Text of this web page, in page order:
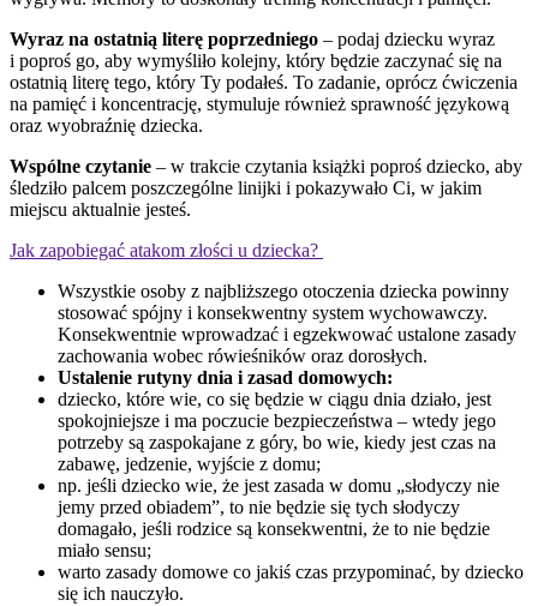
Wyraz na ostatnią literę poprzedniego – podaj dziecku wyraz
i poproś go, aby wymyśliło kolejny, który będzie zaczynać się na
ostatnią literę tego, który Ty podałeś. To zadanie, oprócz ćwiczenia
na pamięć i koncentrację, stymuluje również sprawność językową
oraz wyobraźnię dziecka.
Wspólne czytanie – w trakcie czytania książki poproś dziecko, aby
śledziło palcem poszczególne linijki i pokazywało Ci, w jakim
miejscu aktualnie jesteś.
Jak zapobiegać atakom złości u dziecka?
Wszystkie osoby z najbliższego otoczenia dziecka powinny
stosować spójny i konsekwentny system wychowawczy.
Konsekwentnie wprowadzać i egzekwować ustalone zasady
zachowania wobec rówieśników oraz dorosłych.
Ustalenie rutyny dnia i zasad domowych:
dziecko, które wie, co się będzie w ciągu dnia działo, jest
spokojniejsze i ma poczucie bezpieczeństwa – wtedy jego
potrzeby są zaspokajane z góry, bo wie, kiedy jest czas na
zabawę, jedzenie, wyjście z domu;
np. jeśli dziecko wie, że jest zasada w domu „słodyczy nie
jemy przed obiadem”, to nie będzie się tych słodyczy
domagało, jeśli rodzice są konsekwentni, że to nie będzie
miało sensu;
warto zasady domowe co jakiś czas przypominać, by dziecko
się ich nauczyło.